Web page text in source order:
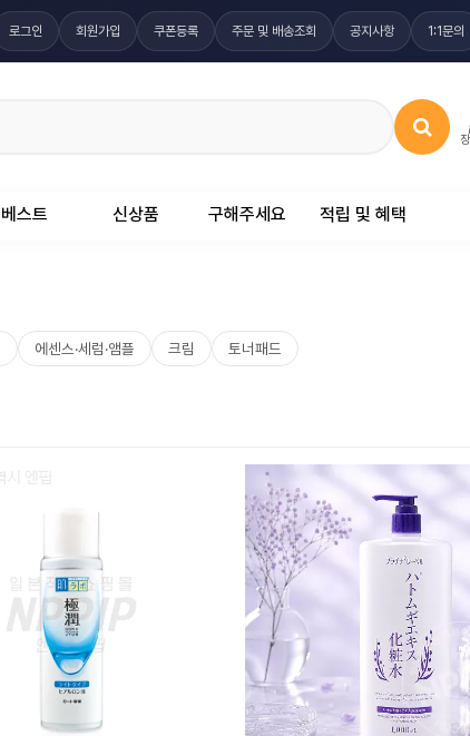
로그인 회원가입 쿠폰등록 주문 및 배송조회 공지사항 1:1문의
베스트 신상품 구해주세요 적립 및 혜택
에센스·세럼·앰플 크림 토너패드